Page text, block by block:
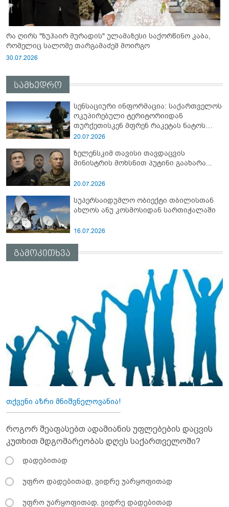
რა ღირს "ზუჰაირ მურადის" ულამაზესი საქორწინო კაბა,
რომელიც სალომე თარგამაძემ მოირგო
30.07.2026
სამხედრო
სენსაციური ინფორმაცია: საქართველოს
ოკუპირებული ტერიტორიიდან
თურქეთისკენ მფრენ რაკეტას ნატოს
სამიტი კინაღამ ჩაუშლია
20.07.2026
ზელენსკიმ თავისი თავდაცვის
მინისტრის მოხსნით პუტინი გაახარა...
20.07.2026
სუპერსაიდუმლო ობიექტი თბილისთან
ახლოს ანუ კოსმოსიდან სართიჭალაში
16.07.2026
გამოკითხვა
თქვენი აზრი მნიშვნელოვანია!
როგორ შეაფასებთ ადამიანის უფლებების დაცვის
კუთხით მდგომარეობას დღეს საქართველოში?
დადებითად
უფრო დადებითად, ვიდრე უარყოფითად
უფრო უარყოფითად, ვიდრე დადებითად